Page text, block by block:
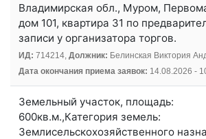
Владимирская обл., Муром,
дом 101, квартира 31 по
записи у организатора торгов.
ИД: 714214, Должник: Белинская Виктория
Дата окончания приема заявок: 14.08.2026 -
Земельный участок, площадь:
600кв.м.,Категория земель:
Землисельскохозяйственного